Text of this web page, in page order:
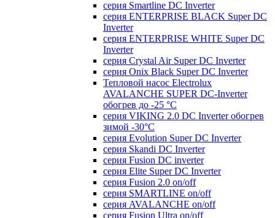
серия Smartline DC Inverter
серия ENTERPRISE BLACK Super DC
Inverter
серия ENTERPRISE WHITE Super DC
Inverter
серия Crystal Air Super DC Inverter
серия Onix Black Super DC Inverter
Тепловой насос Electrolux
AVALANCHE SUPER DC-Inverter
обогрев до -25 °С
серия VIKING 2.0 DC Inverter обогрев
зимой -30°С
серия Evolution Super DC Inverter
серия Skandi DC Inverter
серия Fusion DC inverter
серия Elite Super DC Inverter
серия Fusion 2.0 on/off
серия SMARTLINE on/off
серия AVALANCHE on/off
серия Fusion Ultra on/off